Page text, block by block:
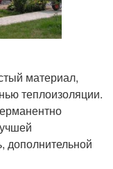
материал,
теплоизоляции.
дополнительной